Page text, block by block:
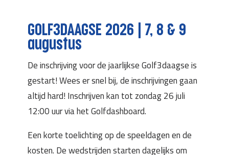
GOLF3DAAGSE 2026 | 7, 8 & 9
augustus
De inschrijving voor de jaarlijkse Golf3daagse is
gestart! Wees er snel bij, de inschrijvingen gaan
altijd hard! Inschrijven kan tot zondag 26 juli
12:00 uur via het Golfdashboard.
Een korte toelichting op de speeldagen en de
kosten. De wedstrijden starten dagelijks om